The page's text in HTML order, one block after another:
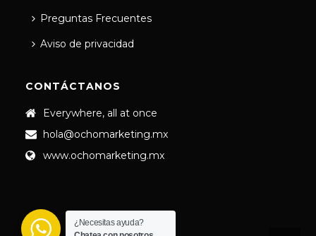
Preguntas Frecuentes
Aviso de privacidad
CONTÁCTANOS
Everywhere, all at once
hola@ochomarketing.mx
www.ochomarketing.mx
¿Necesitas ayuda?